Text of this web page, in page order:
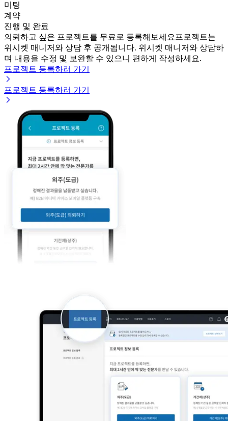
미팅
계약
진행 및 완료
의뢰하고 싶은 프로젝트를 무료로 등록해보세요 프로젝트는
위시켓 매니저와 상담 후 공개됩니다. 위시켓 매니저와 상담하
며 내용을 수정 및 보완할 수 있으니 편하게 작성하세요.
프로젝트 등록하러 가기
프로젝트 등록하러 가기